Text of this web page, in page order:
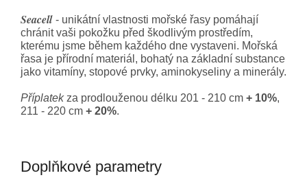
Seacell - unikátní vlastnosti mořské řasy pomáhají
chránit vaši pokožku před škodlivým prostředím,
kterému jsme během každého dne vystaveni. Mořská
řasa je přírodní materiál, bohatý na základní substance
jako vitamíny, stopové prvky, aminokyseliny a minerály.
Příplatekza prodlouženou délku 201 - 210 cm + 10%,
211 - 220 cm + 20%.
Doplňkové parametry